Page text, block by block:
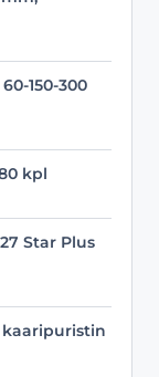
150-300
kpl
Star Plus
kaaripuristin